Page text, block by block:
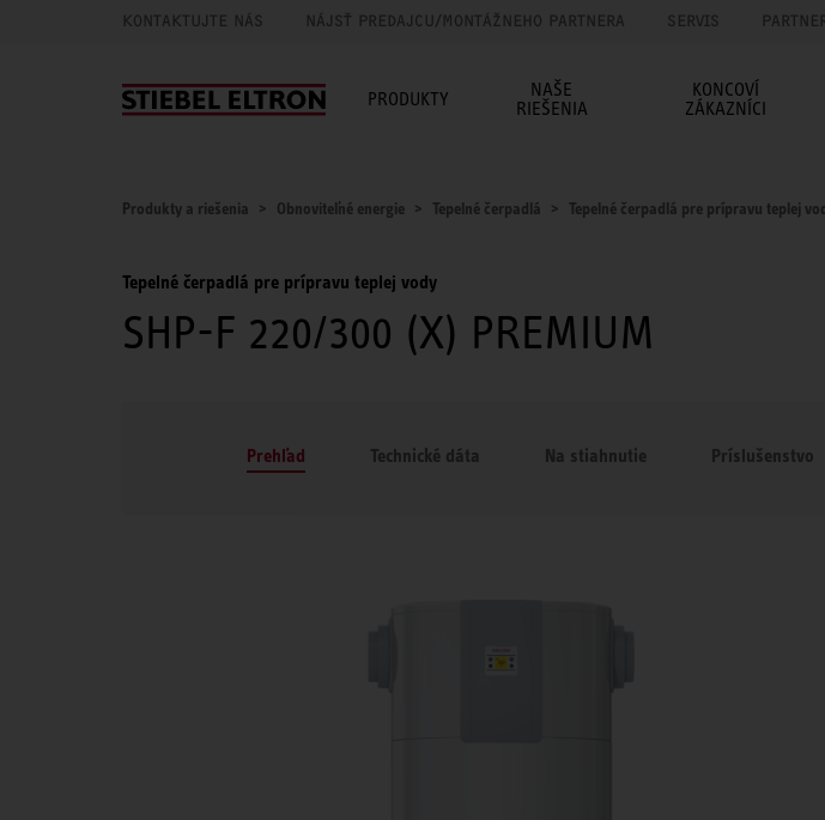
KONTAKTUJTE NÁS NÁJSŤ PREDAJCU/MONTÁŽNEHO PARTNERA SERVIS
PRODUKTY
NAŠE
RIEŠENIA
KONCOVÍ
ZÁKAZNÍCI
Produkty a riešenia Obnoviteľné energie Tepelné čerpadlá Tepelné čerpadlá pre prípravu teplej
Tepelné čerpadlá pre prípravu teplej vody
SHP-F 220/300 (X) PREMIUM
Prehľad Technické dáta Na stiahnutie Príslušenstvo